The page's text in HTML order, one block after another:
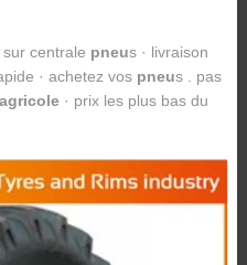
centrale pneus · livraison
· achetez vos pneus . pas
agricole· prix les plus bas du